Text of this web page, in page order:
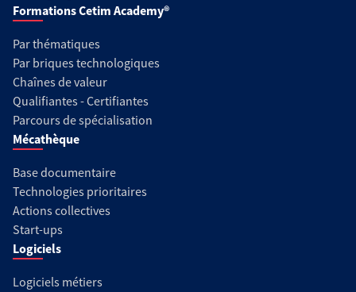
Formations Cetim Academy®
Par thématiques
Par briques technologiques
Chaînes de valeur
Qualifiantes - Certifiantes
Parcours de spécialisation
Mécathèque
Base documentaire
Technologies prioritaires
Actions collectives
Start-ups
Logiciels
Logiciels métiers